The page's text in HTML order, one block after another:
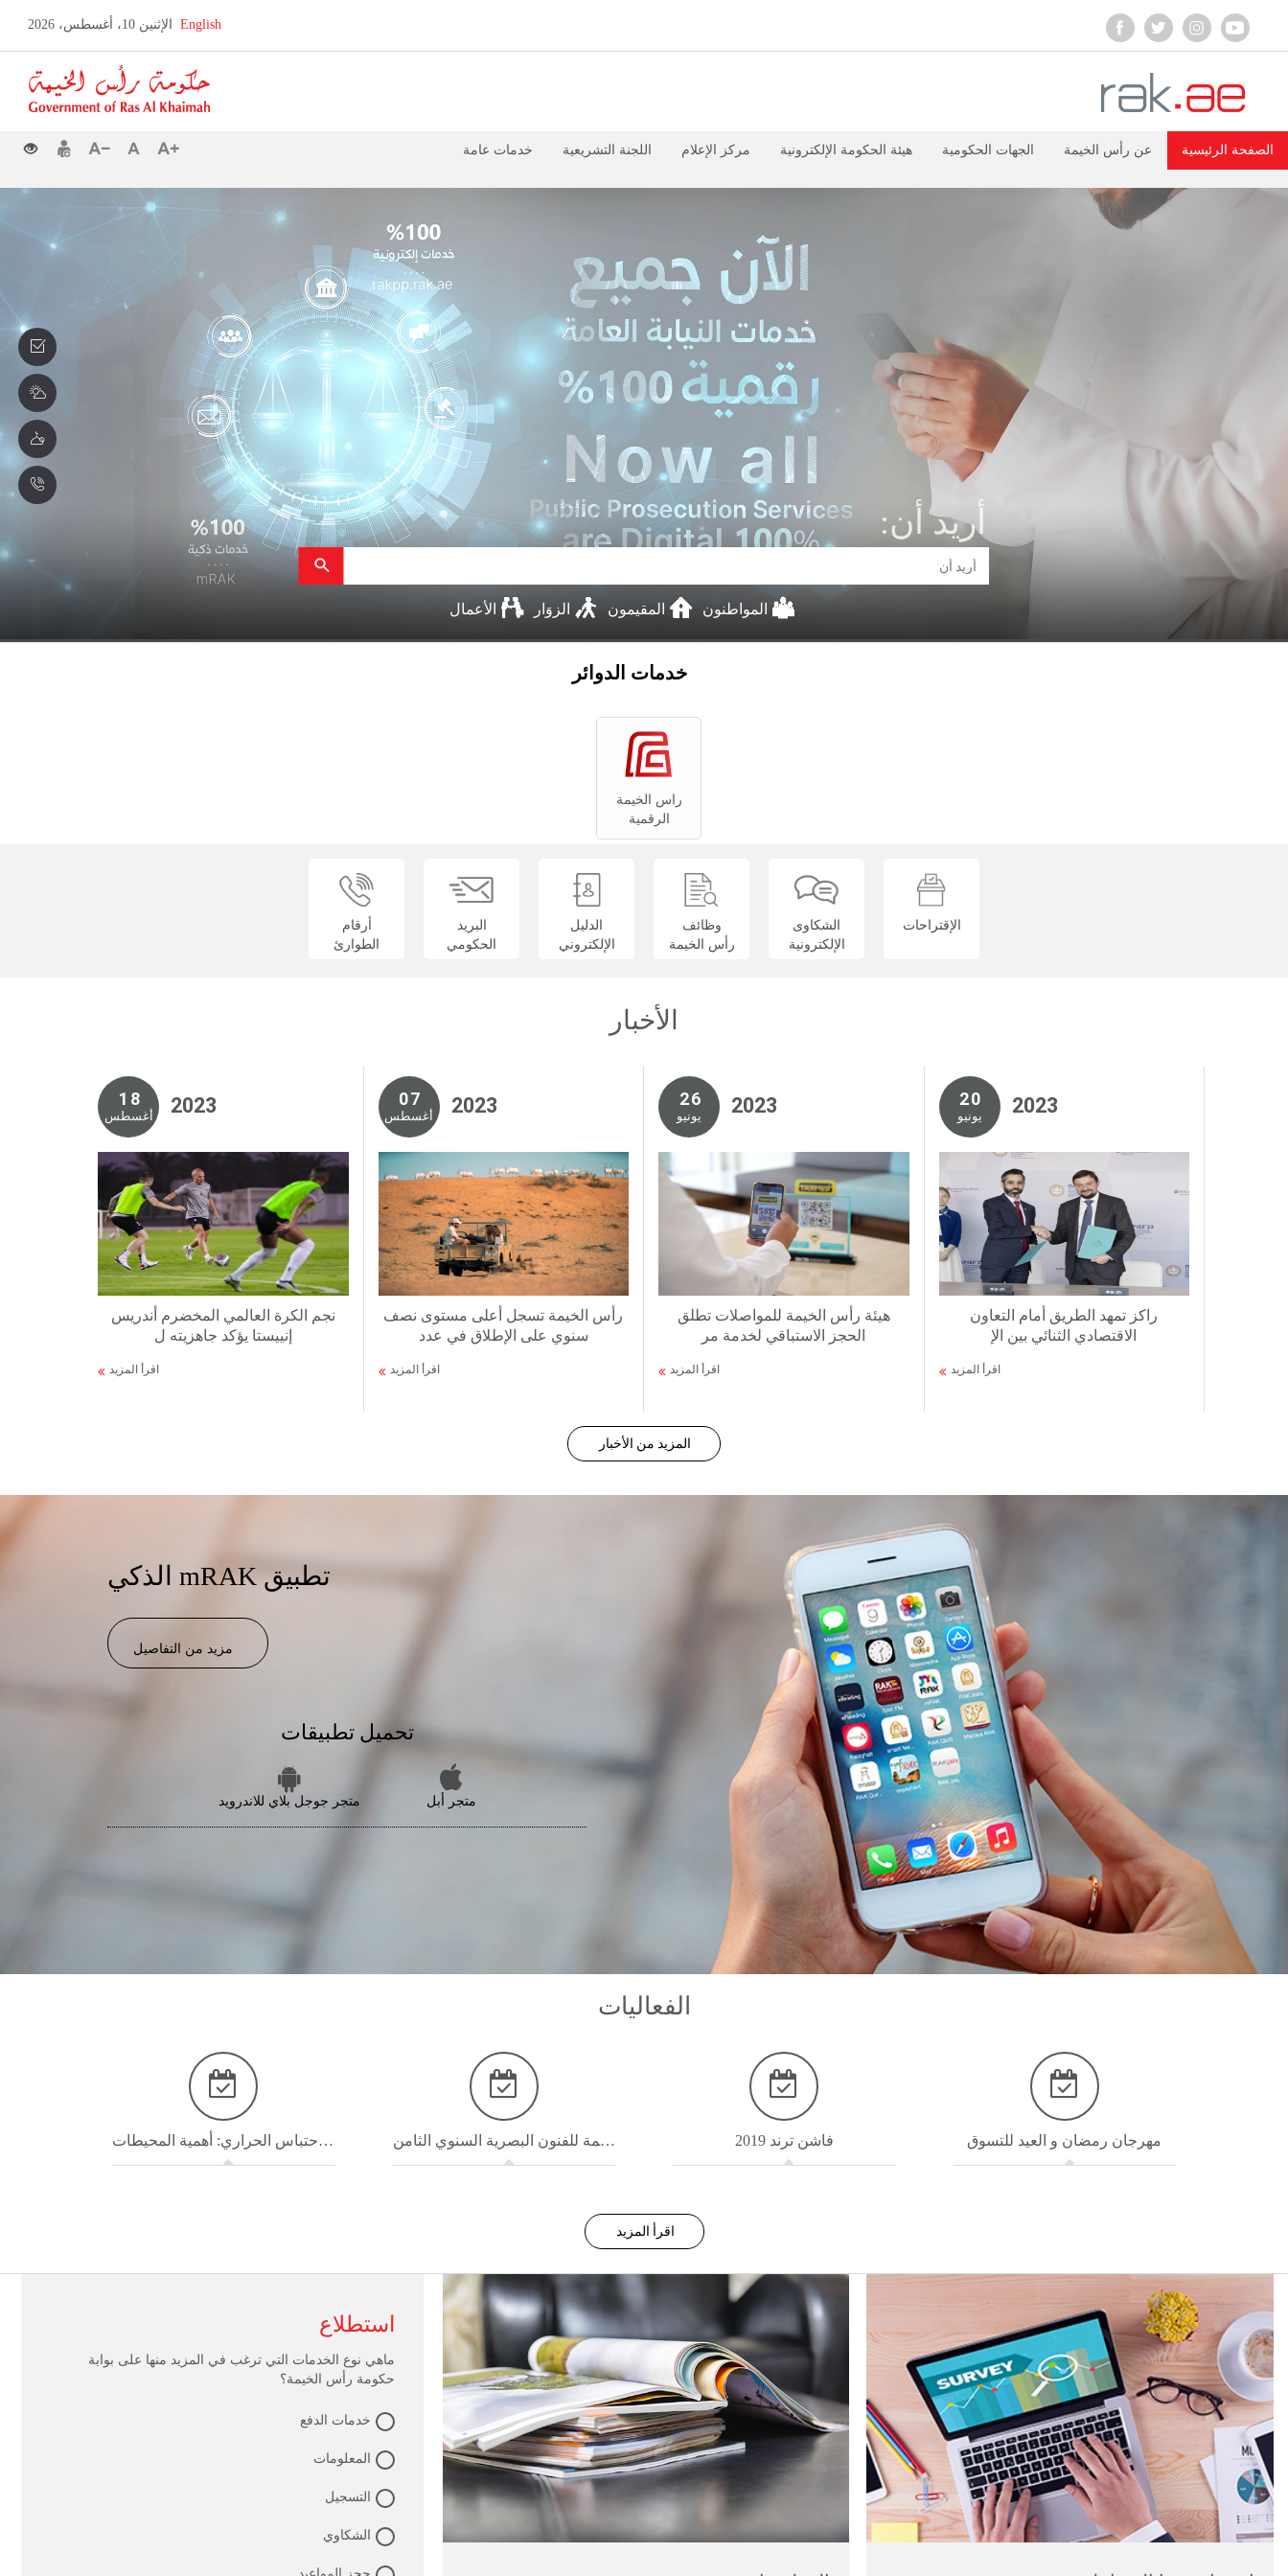
English الإثنين 10، أغسطس، 2026
الصفحة الرئيسية عن رأس الخيمة الجهات الحكومية هيئة الحكومة الإلكترونية مركز الإعلام اللجنة التشريعية خدمات عامة
Error in execution
أريد أن:
المواطنون المقيمون الزوَار الأعمال
خدمات الدوائر
راس الخيمة
الرقمية
الإقتراحات
الشكاوى
الإلكترونية
وظائف
رأس الخيمة
الدليل
الإلكتروني
البريد
الحكومي
أرقام
الطوارئ
الأخبار
1 8
أغسطس 2 0 2 3
نجم الكرة العالمي المخضرم أندريس
إنييستا يؤكد جاهزيته ل
اقرأ المزيد
0 7
أغسطس 2 0 2 3
رأس الخيمة تسجل أعلى مستوى نصف
سنوي على الإطلاق في عدد
اقرأ المزيد
2 6
يونيو 2 0 2 3
هيئة رأس الخيمة للمواصلات تطلق
الحجز الاستباقي لخدمة مر
اقرأ المزيد
2 0
يونيو 2 0 2 3
راكز تمهد الطريق أمام التعاون
الاقتصادي الثنائي بين الإ
اقرأ المزيد
المزيد من الأخبار
الذكي mRAK تطبيق
مزيد من التفاصيل
تحميل تطبيقات
متجر أبل متجر جوجل بلاي للاندرويد
الفعاليات
المؤتمر الدولي السادس حول الاحتباس الحراري: أهمية المحيطات مهرجان راس الخيمة للفنون البصرية السنوي الثامن فاشن ترند 2019 مهرجان رمضان و العيد للتسوق
اقرأ المزيد
استطلاع
ماهي نوع الخدمات التي ترغب في المزيد منها على بوابة
حكومة رأس الخيمة؟
خدمات الدفع
المعلومات
التسجيل
الشكاوي